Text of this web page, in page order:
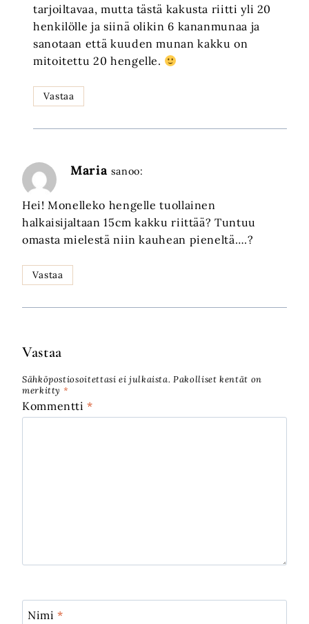
tarjoiltavaa, mutta tästä kakusta riitti yli 20
henkilölle ja siinä olikin 6 kananmunaa ja
sanotaan että kuuden munan kakku on
mitoitettu 20 hengelle.
Vastaa
Maria sanoo:
Hei! Monelleko hengelle tuollainen
halkaisijaltaan 15cm kakku riittää? Tuntuu
omasta mielestä niin kauhean pieneltä….?
Vastaa
Vastaa
Sähköpostiosoitettasi ei julkaista. Pakolliset kentät on
merkitty *
Kommentti*
Nimi*